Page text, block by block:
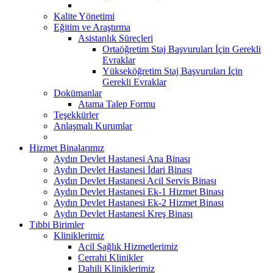
Kalite Yönetimi
Eğitim ve Araştırma
Asistanlık Süreçleri
Ortaöğretim Staj Başvuruları İçin Gerekli
Evraklar
Yükseköğretim Staj Başvuruları İçin
Gerekli Evraklar
Dokümanlar
Atama Talep Formu
Teşekkürler
Anlaşmalı Kurumlar
Hizmet Binalarımız
Aydın Devlet Hastanesi Ana Binası
Aydın Devlet Hastanesi İdari Binası
Aydın Devlet Hastanesi Acil Servis Binası
Aydın Devlet Hastanesi Ek-1 Hizmet Binası
Aydın Devlet Hastanesi Ek-2 Hizmet Binası
Aydın Devlet Hastanesi Kreş Binası
Tıbbi Birimler
Kliniklerimiz
Acil Sağlık Hizmetlerimiz
Cerrahi Klinikler
Dahili Kliniklerimiz